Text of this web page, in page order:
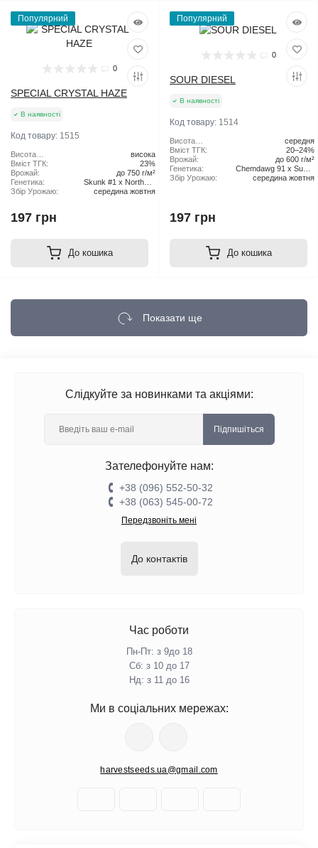
Популярний
0
SPECIAL CRYSTAL HAZE
В наявності
Код товару: 1515
Висота
рослини:
висока
Вміст ТГК:
23%
Врожай:
до 750 г/м²
Генетика:
Skunk #1 x Northern
Lights x Haze
Збір Урожаю: середина жовтня
197 грн
До кошика
Популярний
0
SOUR DIESEL
В наявності
Код товару: 1514
Висота
рослини:
середня
Вміст ТГК:
20–24%
Врожай:
до 600 г/м²
Генетика:
Chemdawg 91 x Super
Skunk
Збір Урожаю: середина жовтня
197 грн
До кошика
Показати ще
Слідкуйте за новинками та акціями:
Підпишіться
Зателефонуйте нам:
+38 (096) 552-50-32
+38 (063) 545-00-72
Передзвоніть мені
До контактів
Час роботи
Пн-Пт: з 9до 18
Сб: з 10 до 17
Нд: з 11 до 16
Ми в соціальних мережах:
harvestseeds.ua@gmail.com